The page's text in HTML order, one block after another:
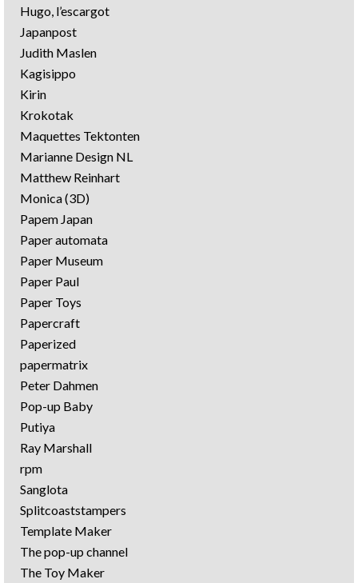
Hugo, l’escargot
Japanpost
Judith Maslen
Kagisippo
Kirin
Krokotak
Maquettes Tektonten
Marianne Design NL
Matthew Reinhart
Monica (3D)
Papem Japan
Paper automata
Paper Museum
Paper Paul
Paper Toys
Papercraft
Paperized
papermatrix
Peter Dahmen
Pop-up Baby
Putiya
Ray Marshall
rpm
Sanglota
Splitcoaststampers
Template Maker
The pop-up channel
The Toy Maker